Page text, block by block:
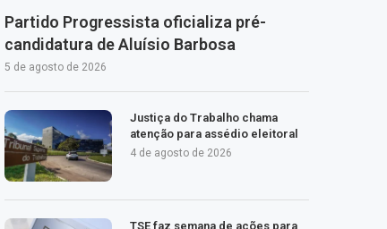
Partido Progressista oficializa pré-
candidatura de Aluísio Barbosa
5 de agosto de 2026
Justiça do Trabalho chama
atenção para assédio eleitoral
4 de agosto de 2026
TSE faz semana de ações para